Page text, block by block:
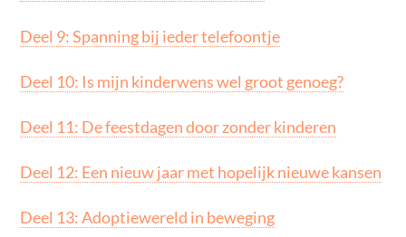
Deel 9: Spanning bij ieder telefoontje
Deel 10: Is mijn kinderwens wel groot genoeg?
Deel 11: De feestdagen door zonder kinderen
Deel 12: Een nieuw jaar met hopelijk nieuwe kansen
Deel 13: Adoptiewereld in beweging